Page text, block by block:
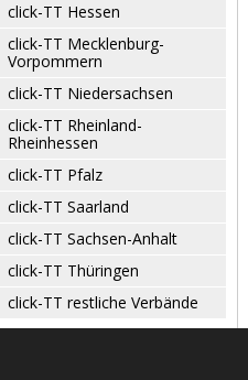
click-TT Hessen
click-TT Mecklenburg-
Vorpommern
click-TT Niedersachsen
click-TT Rheinland-
Rheinhessen
click-TT Pfalz
click-TT Saarland
click-TT Sachsen-Anhalt
click-TT Thüringen
click-TT restliche Verbände